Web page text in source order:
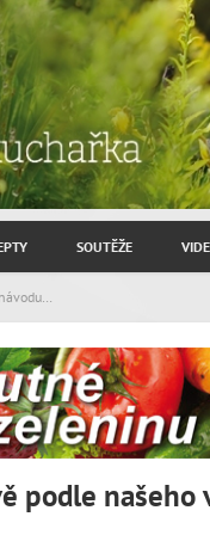
SOUTĚŽE
podle našeho